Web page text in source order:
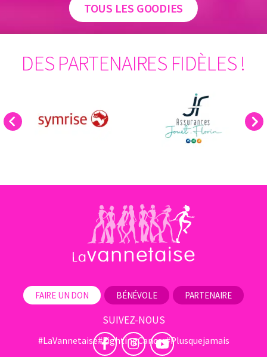
TOUS LES GOODIES
DES PARTENAIRES FIDÈLES !
Previous Next
FAIRE UN DON BÉNÉVOLE PARTENAIRE
SUIVEZ-NOUS
#LaVannetaise#FightingCancer#Plusquejamais